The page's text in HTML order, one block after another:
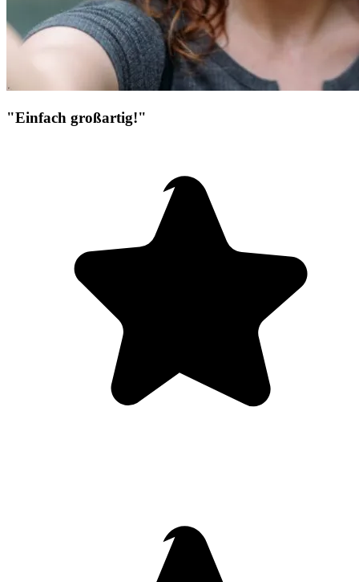
"Einfach großartig!"